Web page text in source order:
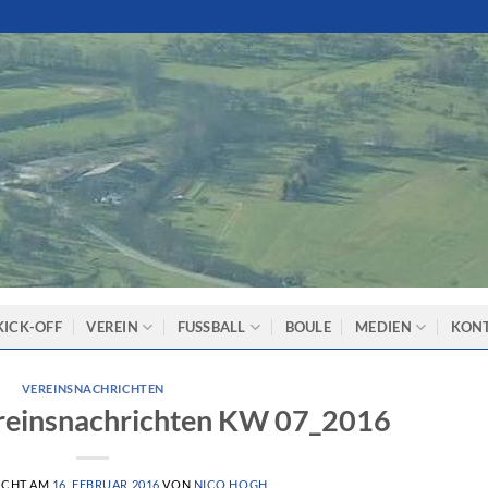
OFF VEREIN FUSSBALL BOULE MEDIEN
VEREINSNACHRICHTEN
KW 07_2016
AM 16. FEBRUAR 2016 VON NICO HOGH